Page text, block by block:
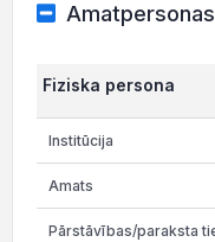
Amatpersonas
Fiziska persona